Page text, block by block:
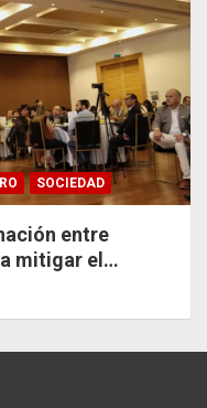
SOCIEDAD
entre
mitigar el